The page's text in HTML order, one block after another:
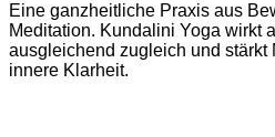
Eine ganzheitliche Praxis aus
Meditation. Kundalini Yoga wirkt
ausgleichend zugleich und stärkt
innere Klarheit.